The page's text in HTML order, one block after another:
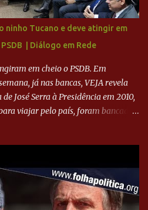
para que um dos mais icônicos
do clube. Fonte: Itatiaia Fonte:
SAF EXPLICA SITUAÇÃO DO
90% DAS AÇÕES DO CLUBE
ninho Tucano e deve atingir em
| Diálogo em Rede
em cheio o PSDB. Em
já nas bancas, VEJA revela
José Serra à Presidência em 2010,
viajar pelo país, foram bancadas
Campanato/Agência Brasil) O
três fontes confirmaram à
que aparece em planilhas da